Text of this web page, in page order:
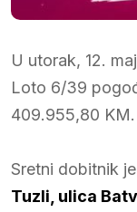
U utorak, 12.
Loto 6/39
409.955,80 KM.
Sretni dobitnik
Tuzli, ulica